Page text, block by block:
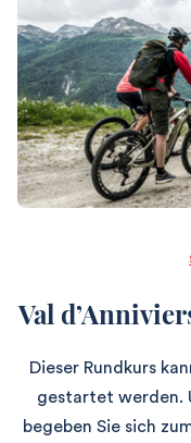
Val
Dieser Rundkurs
gestartet werden.
begeben Sie sich